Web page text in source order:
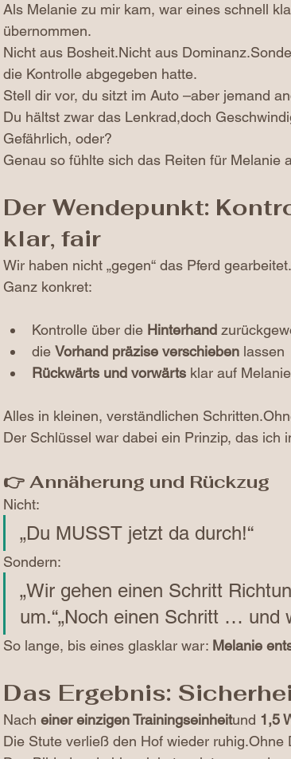
Als Melanie zu mir kam, war eines schnell
übernommen.
Nicht aus Bosheit.Nicht aus
die Kontrolle abgegeben hatte.
Stell dir vor, du sitzt im Auto –aber jemand
Du hältst zwar das Lenkrad,doch
Gefährlich, oder?
Genau so fühlte sich das Reiten für Melanie
Der Wendepunkt:
klar, fair
Wir haben nicht „gegen“ das Pferd
Ganz konkret:
Kontrolle über die Hinterhand
die Vorhand präzise verschieben lassen
Rückwärts und vorwärts klar auf
Alles in kleinen, verständlichen
Der Schlüssel war dabei ein Prinzip, das ich
👉 Annäherung und Rückzug
Nicht:
„Du MUSST jetzt da durch!“
Sondern:
„Wir gehen einen Schritt
um.“„Noch einen Schritt … und
So lange, bis eines glasklar war: Melanie
Das Ergebnis:
Nach einer einzigen Trainingseinheitund 1,5
Die Stute verließ den Hof wieder ruhig.Ohne